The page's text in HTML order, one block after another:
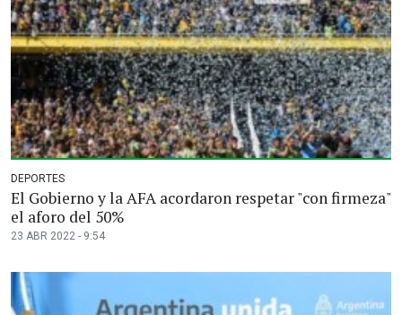
DEPORTES
El Gobierno y la AFA acordaron respetar "con firmeza"
el aforo del 50%
23 ABR 2022 - 9:54